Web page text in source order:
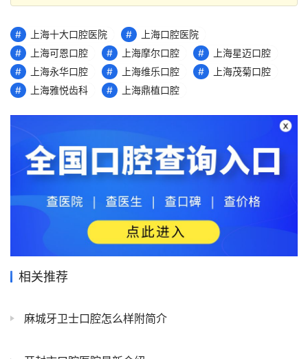
上海十大口腔医院
上海口腔医院
上海可恩口腔
上海摩尔口腔
上海星迈口腔
上海永华口腔
上海维乐口腔
上海茂菊口腔
上海雅悦齿科
上海鼎植口腔
相关推荐
麻城牙卫士口腔怎么样附简介